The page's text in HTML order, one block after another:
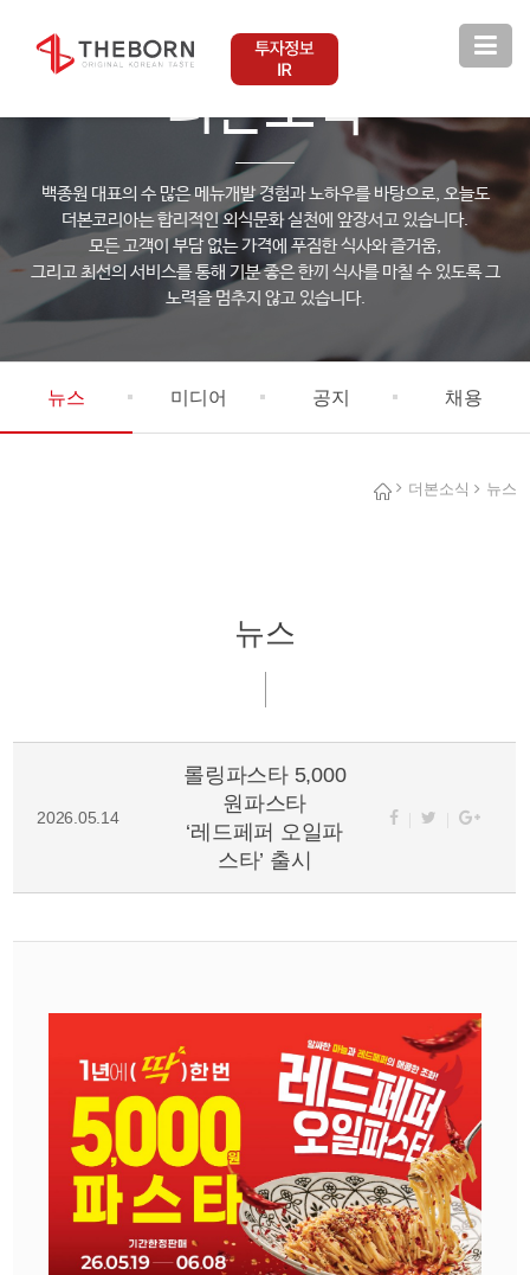
THEBORN KOREA
더본소식
백종원 대표의 수 많은 메뉴개발 경험과 노하우를 바탕으로, 오늘도
더본코리아는 합리적인 외식문화 실천에 앞장서고 있습니다.
모든 고객이 부담 없는 가격에 푸짐한 식사와 즐거움,
그리고 최선의 서비스를 통해 기분 좋은 한끼 식사를 마칠 수 있도록 그
노력을 멈추지 않고 있습니다.
뉴스 미디어 공지 채용
더본소식 뉴스
뉴스
2026.05.14
롤링파스타 5,000
원파스타
‘레드페퍼 오일파
스타’ 출시